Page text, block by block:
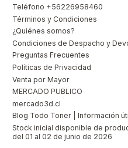
Teléfono +56226958460
Términos y Condiciones
¿Quiénes somos?
Condiciones de Despacho y
Preguntas Frecuentes
Políticas de Privacidad
Venta por Mayor
MERCADO PUBLICO
mercado3d.cl
Blog Todo Toner | Información
Stock inicial disponible de
del 01 al 02 de junio de 2026